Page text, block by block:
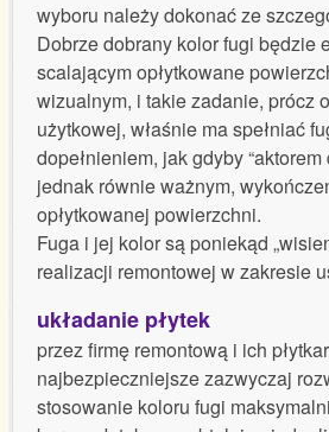
wyboru należy dokonać ze
Dobrze dobrany kolor fugi będzie
scalającym opłytkowane
wizualnym, i takie zadanie, prócz
użytkowej, właśnie ma spełniać
dopełnieniem, jak gdyby
jednak równie ważnym,
opłytkowanej powierzchni.
Fuga i jej kolor są poniekąd
realizacji remontowej w zakresie
układanie płytek
przez firmę remontową i ich
najbezpieczniejsze zazwyczaj
stosowanie koloru fugi